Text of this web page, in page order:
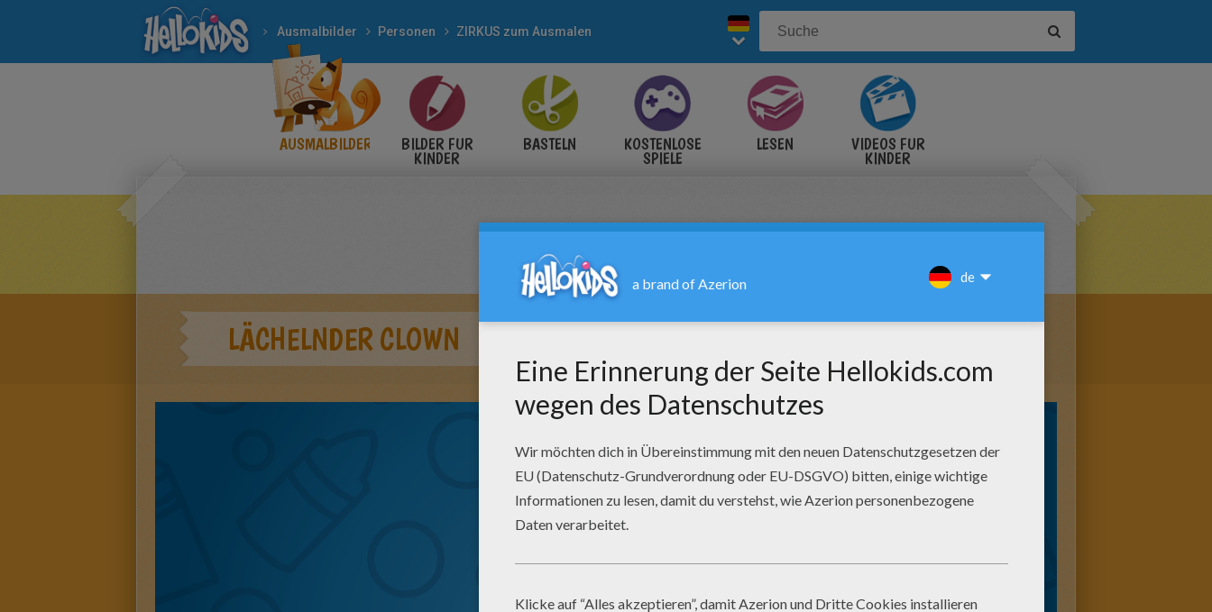
Ausmalbilder Personen ZIRKUS zum Ausmalen
AUSMALBILDER BILDER FÜR
KINDER
BASTELN KOSTENLOSE
SPIELE
LESEN VIDEOS FÜR
KINDER
LÄCHELNDER CLOWN